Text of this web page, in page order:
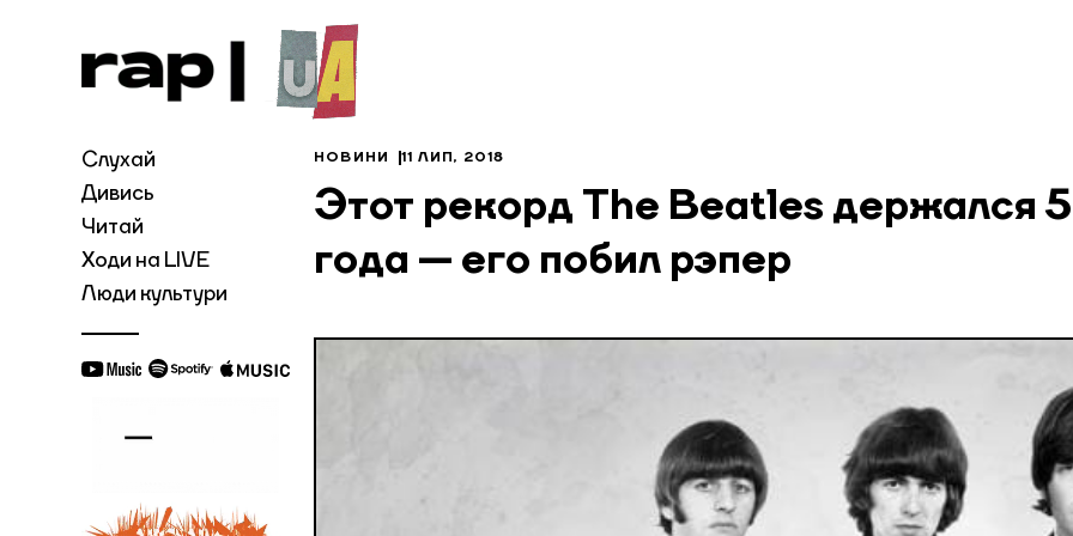
Слухай
Дивись
Читай
Ходи на LIVE
Люди культури
НОВИНИ 11 ЛИП, 2018
Этот рекорд The Beatles держался
года — его побил рэпер